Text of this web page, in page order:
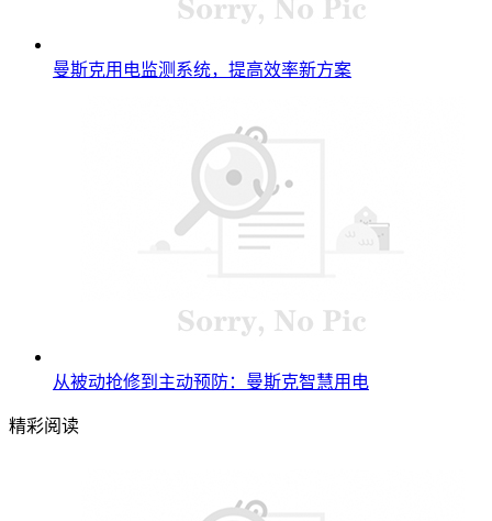
曼斯克用电监测系统，提高效率新方案
从被动抢修到主动预防：曼斯克智慧用电
精彩阅读